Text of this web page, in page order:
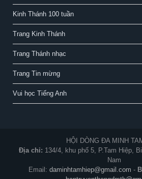
Kinh Thánh 100 tuần
Trang Kinh Thánh
Trang Thánh nhạc
Trang Tin mừng
Vui học Tiếng Anh
HỘI DÒNG ĐA MINH
Địa chỉ: 134/4, khu phố 5, P.Tam Hiệp,
Nam
Email: daminhtamhiep@gmail.com -